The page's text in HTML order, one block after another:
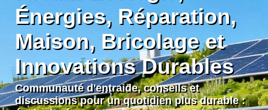
Énergies, Réparation,
Maison, Bricolage et
Innovations Durables
Communauté d'entraide, conseils et
discussions pour un quotidien plus durable :